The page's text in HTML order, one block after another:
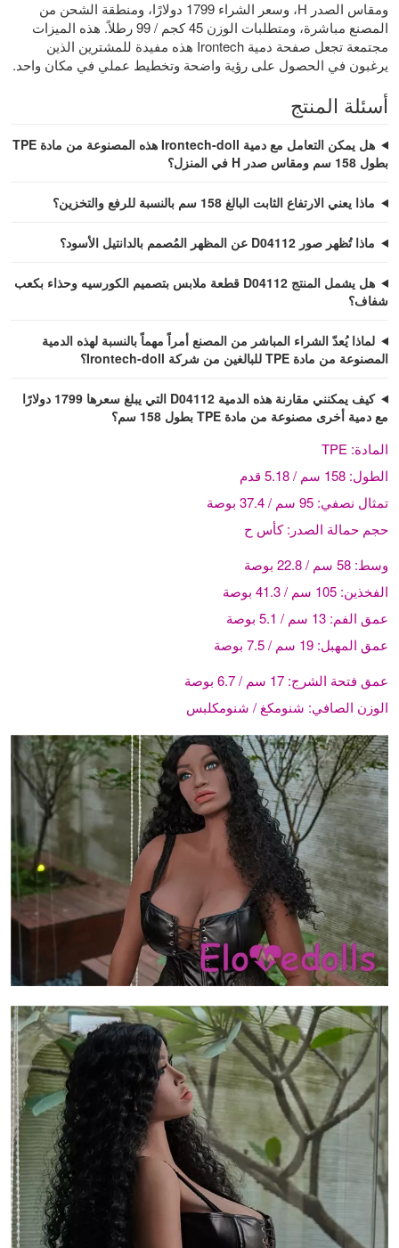
ومقاس الصدر H، وسعر الشراء 1799 دولارًا، ومنطقة الشحن من
المصنع مباشرة، ومتطلبات الوزن 45 كجم / 99 رطلاً. هذه الميزات
مجتمعة تجعل صفحة دمية Irontech هذه مفيدة للمشترين الذين
يرغبون في الحصول على رؤية واضحة وتخطيط عملي في مكان واحد.
أسئلة المنتج
هل يمكن التعامل مع دمية Irontech-doll هذه المصنوعة من مادة TPE
بطول 158 سم ومقاس صدر H في المنزل؟
ماذا يعني الارتفاع الثابت البالغ 158 سم بالنسبة للرفع والتخزين؟
ماذا تُظهر صور D04112 عن المظهر المُصمم بالدانتيل الأسود؟
هل يشمل المنتج D04112 قطعة ملابس بتصميم الكورسيه وحذاء بكعب
شفاف؟
لماذا يُعدّ الشراء المباشر من المصنع أمراً مهماً بالنسبة لهذه الدمية
المصنوعة من مادة TPE للبالغين من شركة Irontech-doll؟
كيف يمكنني مقارنة هذه الدمية D04112 التي يبلغ سعرها 1799 دولارًا
مع دمية أخرى مصنوعة من مادة TPE بطول 158 سم؟
المادة: TPE
الطول: 158 سم / 5.18 قدم
تمثال نصفي: 95 سم / 37.4 بوصة
حجم حمالة الصدر:كأس ح
وسط: 58 سم / 22.8 بوصة
الفخذين: 105 سم / 41.3 بوصة
عمق الفم: 13 سم / 5.1 بوصة
عمق المهبل: 19 سم / 7.5 بوصة
عمق فتحة الشرج: 17 سم / 6.7 بوصة
الوزن الصافي: شنومكغ / شنومكلبس